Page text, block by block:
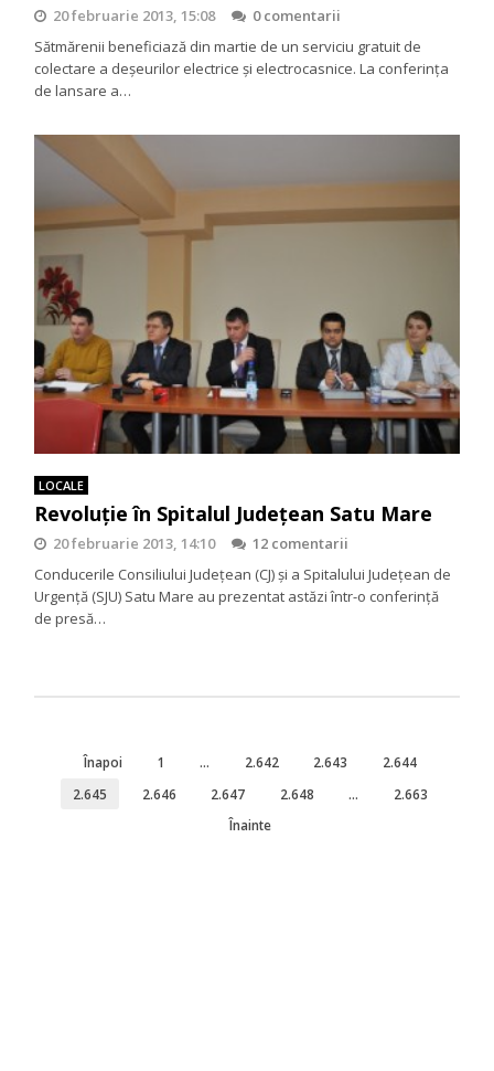
20 februarie 2013, 15:08
0 comentarii
Sătmărenii beneficiază din martie de un serviciu gratuit de
colectare a deșeurilor electrice și electrocasnice. La conferința
de lansare a…
LOCALE
Revoluție în Spitalul Județean Satu Mare
20 februarie 2013, 14:10
12 comentarii
Conducerile Consiliului Judeţean (CJ) şi a Spitalului Judeţean de
Urgenţă (SJU) Satu Mare au prezentat astăzi într-o conferinţă
de presă…
Înapoi 1 … 2.642 2.643
2.644
2.645
2.646 2.647 2.648 …
2.663
Înainte